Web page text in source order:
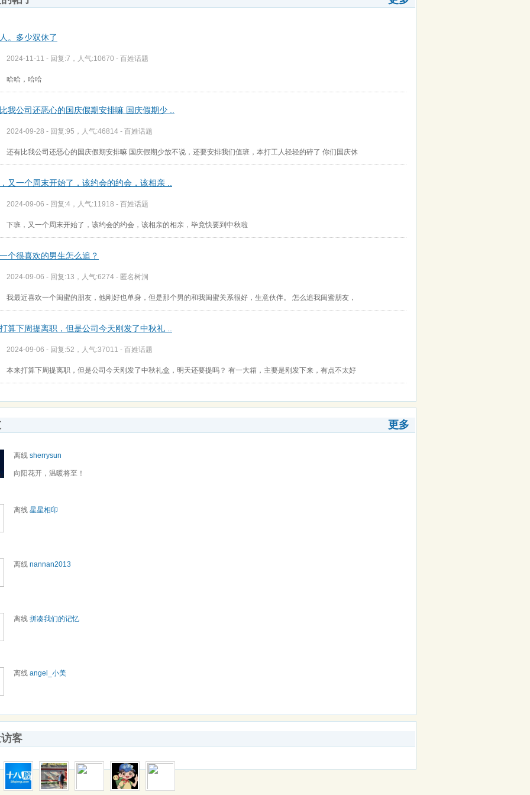
。多少双休了
2024-11-11 - 回复:7，人气:10670 - 百姓话题
哈哈，哈哈
我公司还恶心的国庆假期安排嘛 国庆假期少 ..
2024-09-28 - 回复:95，人气:46814 - 百姓话题
还有比我公司还恶心的国庆假期安排嘛 国庆假期少放不说，还要安排我们值班，本打工人轻轻的碎了 你们国庆休
又一个周末开始了，该约会的约会，该相亲 ..
2024-09-06 - 回复:4，人气:11918 - 百姓话题
下班，又一个周末开始了，该约会的约会，该相亲的相亲，毕竟快要到中秋啦
个很喜欢的男生怎么追？
2024-09-06 - 回复:13，人气:6274 - 匿名树洞
我最近喜欢一个闺蜜的朋友，他刚好也单身，但是那个男的和我闺蜜关系很好，生意伙伴。 怎么追我闺蜜朋友，
算下周提离职，但是公司今天刚发了中秋礼 ..
2024-09-06 - 回复:52，人气:37011 - 百姓话题
本来打算下周提离职，但是公司今天刚发了中秋礼盒，明天还要提吗？ 有一大箱，主要是刚发下来，有点不太好
更多
离线 sherrysun
向阳花开，温暖将至！
离线 星星相印
离线 nannan2013
离线 拼凑我们的记忆
离线 angel_小美
客